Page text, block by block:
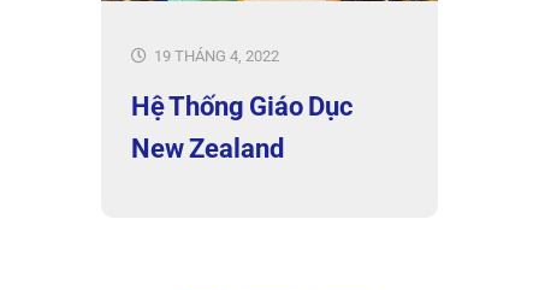
19 THÁNG 4, 2022
Hệ Thống Giáo Dục
New Zealand